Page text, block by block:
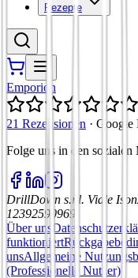
Rezepte
Emporion
21 Rezensionen · Google
Folge uns in den sozialen
DrillDown s.r.l. Viale
12392590969
Über uns
funktioniert
unsAllgemeine
(Professionelle Nutzer)